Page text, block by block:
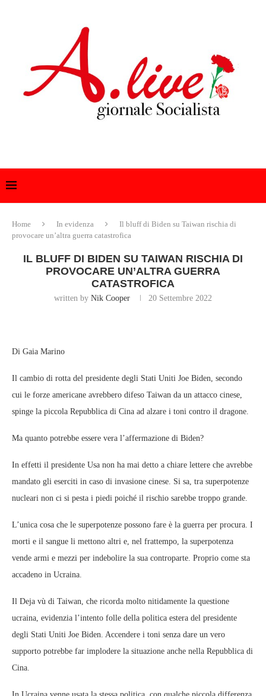
Home In evidenza
Il bluff di Biden su Taiwan rischia di
provocare un’altra guerra catastrofica
IL BLUFF DI BIDEN SU TAIWAN RISCHIA DI
PROVOCARE UN’ALTRA GUERRA
CATASTROFICA
written by Nik Cooper 20 Settembre 2022
Di Gaia Marino
Il cambio di rotta del presidente degli Stati Uniti Joe Biden, secondo
cui le forze americane avrebbero difeso Taiwan da un attacco cinese,
spinge la piccola Repubblica di Cina ad alzare i toni contro il dragone.
Ma quanto potrebbe essere vera l’affermazione di Biden?
In effetti il presidente Usa non ha mai detto a chiare lettere che avrebbe
mandato gli eserciti in caso di invasione cinese. Si sa, tra superpotenze
nucleari non ci si pesta i piedi poiché il rischio sarebbe troppo grande.
L’unica cosa che le superpotenze possono fare è la guerra per procura. I
morti e il sangue li mettono altri e, nel frattempo, la superpotenza
vende armi e mezzi per indebolire la sua controparte. Proprio come sta
accadeno in Ucraina.
Il Deja vù di Taiwan, che ricorda molto nitidamente la questione
ucraina, evidenzia l’intento folle della politica estera del presidente
degli Stati Uniti Joe Biden. Accendere i toni senza dare un vero
supporto potrebbe far implodere la situazione anche nella Repubblica di
Cina.